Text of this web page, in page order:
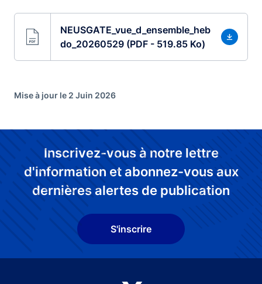
NEUSGATE_vue_d_ensemble_heb
do_20260529 (PDF - 519.85 Ko)
Mise à jour le 2 Juin 2026
Inscrivez-vous à notre lettre
d'information et abonnez-vous aux
dernières alertes de publication
S'inscrire